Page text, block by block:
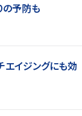
の予防も
エイジングにも効